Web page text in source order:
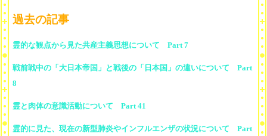
過去の記事
霊的な観点から見た共産主義思想について Part 7
戦前戦中の「大日本帝国」と戦後の「日本国」の違いについて Part
8
霊と肉体の意識活動について Part 41
霊的に見た、現在の新型肺炎やインフルエンザの状況について Part